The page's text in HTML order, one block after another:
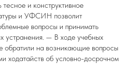
и конструктивное
и УФСИН позволит
вопросы и принимать
устранения. — В ходе учебных
обратили на возникающие вопросы
ходатайств об условно-досрочном